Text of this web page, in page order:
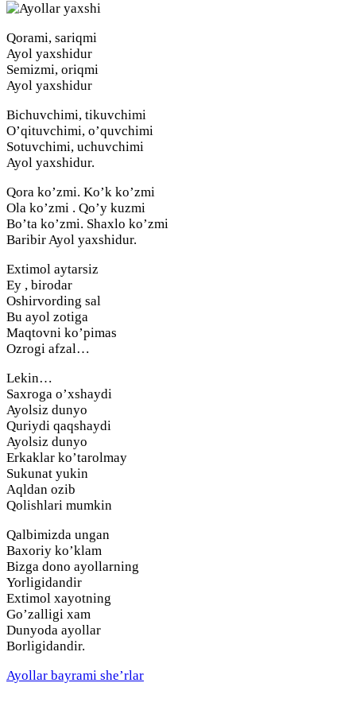
Qorami, sariqmi
Ayol yaxshidur
Semizmi, oriqmi
Ayol yaxshidur
Bichuvchimi, tikuvchimi
O’qituvchimi, o’quvchimi
Sotuvchimi, uchuvchimi
Ayol yaxshidur.
Qora ko’zmi. Ko’k ko’zmi
Ola ko’zmi . Qo’y kuzmi
Bo’ta ko’zmi. Shaxlo ko’zmi
Baribir Ayol yaxshidur.
Extimol aytarsiz
Ey , birodar
Oshirvording sal
Bu ayol zotiga
Maqtovni ko’pimas
Ozrogi afzal…
Lekin…
Saxroga o’xshaydi
Ayolsiz dunyo
Quriydi qaqshaydi
Ayolsiz dunyo
Erkaklar ko’tarolmay
Sukunat yukin
Aqldan ozib
Qolishlari mumkin
Qalbimizda ungan
Baxoriy ko’klam
Bizga dono ayollarning
Yorligidandir
Extimol xayotning
Go’zalligi xam
Dunyoda ayollar
Borligidandir.
Ayollar bayrami she’rlar